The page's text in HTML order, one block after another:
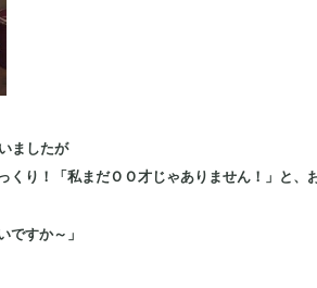
ましたが
り！「私まだＯＯ才じゃありません！」と、
ですか～」